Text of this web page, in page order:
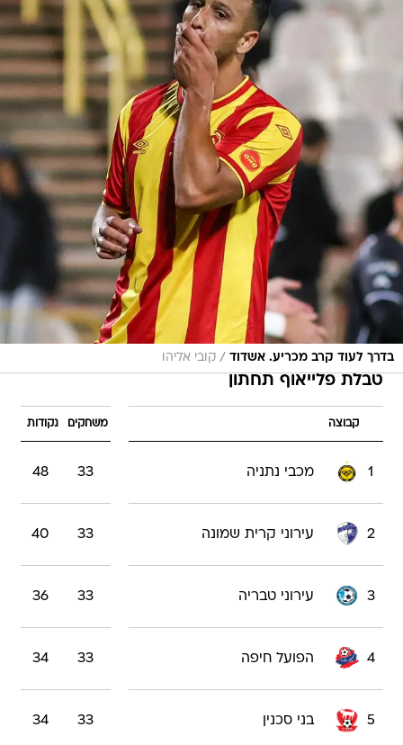
בדרך לעוד קרב מכריע. אשדוד / קובי אליהו
טבלת פלייאוף תחתון
קבוצה משחקים נקודות
1 מכבי נתניה 33
48
2 עירוני קרית שמונה 33
40
3 עירוני טבריה 33
36
4 הפועל חיפה 33
34
5 בני סכנין 33
34